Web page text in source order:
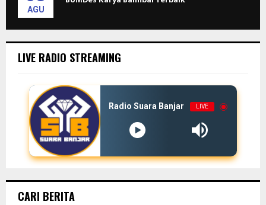
AGU
LIVE RADIO STREAMING
Radio Suara Banjar LIVE
CARI BERITA